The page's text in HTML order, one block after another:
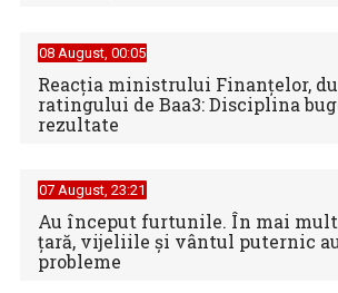
08 August, 00:05
Reacția ministrului Finanțelor,
ratingului de Baa3: Disciplina
rezultate
07 August, 23:21
Au început furtunile. În mai
țară, vijeliile și vântul puternic
probleme